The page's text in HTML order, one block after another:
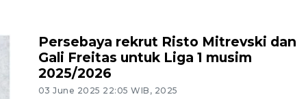
Persebaya rekrut Risto Mitrevski dan
Gali Freitas untuk Liga 1 musim
2025/2026
03 June 2025 22:05 WIB, 2025